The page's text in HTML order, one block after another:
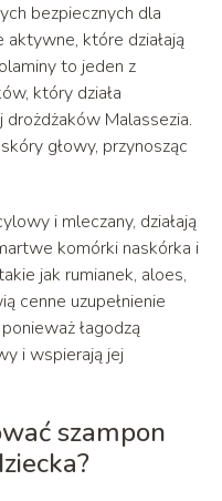
bezpiecznych dla
aktywne, które działają
to jeden z
który działa
Malassezia.
głowy, przynosząc
i mleczany, działają
komórki naskórka i
jak rumianek, aloes,
cenne uzupełnienie
łagodzą
i wspierają jej
szampon